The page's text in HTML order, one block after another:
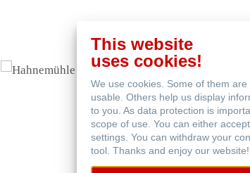
This website
uses cookies!
We use cookies. Some of them
usable. Others help us display
to you. As data protection is
scope of use. You can either
settings. You can withdraw your
tool. Thanks and enjoy our website!